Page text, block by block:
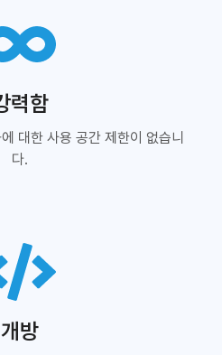
력함
대한 사용 공간 제한이 없습니
다.
개방